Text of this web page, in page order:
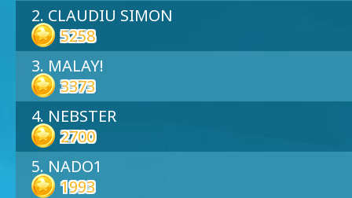
2. CLAUDIU SIMON
5258
3. MALAY!
3373
4. NEBSTER
2700
5. NADO1
1993